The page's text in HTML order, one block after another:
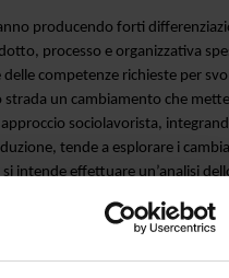
producendo forti
processo e organizzativa
competenze richieste per
un cambiamento che
sociolavorista,
tende a esplorare i
intende effettuare un’analisi
predisporre una mappatura
di precisione (in
l’analisi della letteratura
e momenti formativi con le